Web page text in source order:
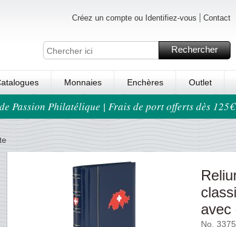
Créez un compte ou Identifiez-vous Contact
Rechercher
Monnaies Enchères Outlet
Passion Philatélique | Frais de port offerts dès
avec
No.